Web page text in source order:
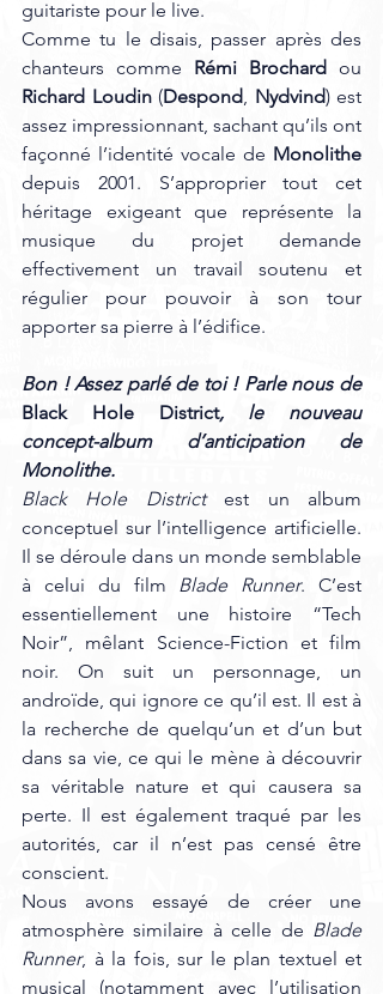
guitariste pour le live.
Comme tu le disais, passer après des
chanteurs comme Rémi Brochard
Richard Loudin (Despond Nydvind) est
assez impressionnant, sachant qu’ils ont
façonné l’identité vocale de Monolithe
depuis 2001. S’approprier tout cet
héritage exigeant que représente la
musique du projet demande
effectivement un travail soutenu et
régulier pour pouvoir à son tour
apporter sa pierre à l’édifice.
Bon ! Assez parlé de toi ! Parle nous de
Black Hole District, le nouveau
concept-album d’anticipation de
Monolithe.
Black Hole District est un album
conceptuel sur l’intelligence artificielle.
Il se déroule dans un monde semblable
à celui du film Blade Runner. C’est
essentiellement une histoire “Tech
Noir”, mêlant Science-Fiction et film
noir. On suit un personnage, un
androïde, qui ignore ce qu’il est. Il est à
la recherche de quelqu’un et d’un but
dans sa vie, ce qui le mène à découvrir
sa véritable nature et qui causera sa
perte. Il est également traqué par les
autorités, car il n’est pas censé être
conscient.
Nous avons essayé de créer une
atmosphère similaire à celle de Blade
Runner, à la fois, sur le plan textuel et
musical (notamment avec l’utilisation